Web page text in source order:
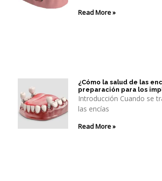
Read More »
¿Cómo la salud de las
preparación para los
Introducción Cuando se
las encías
Read More »